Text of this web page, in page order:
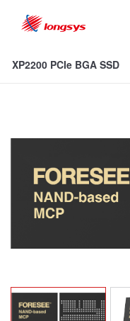
XP2200 PCIe BGA SSD